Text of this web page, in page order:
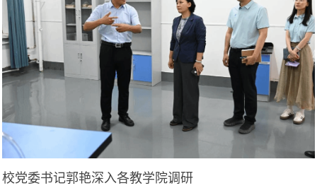
校党委书记郭艳深入各教学院调研